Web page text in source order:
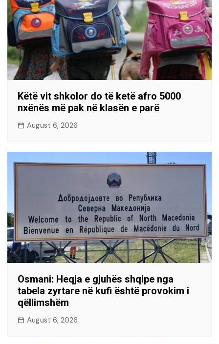
Këtë vit shkolor do të ketë afro 5000
nxënës më pak në klasën e parë
August 6, 2026
Osmani: Heqja e gjuhës shqipe nga
tabela zyrtare në kufi është provokim i
qëllimshëm
August 6, 2026